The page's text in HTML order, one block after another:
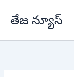
తేజ న్యూస్